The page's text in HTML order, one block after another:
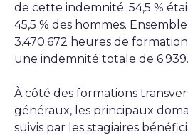
de cette indemnité. 54,5 %
45,5 % des hommes.
3.470.672 heures de
une indemnité totale de
À côté des formations
généraux, les principaux
suivis par les stagiaires